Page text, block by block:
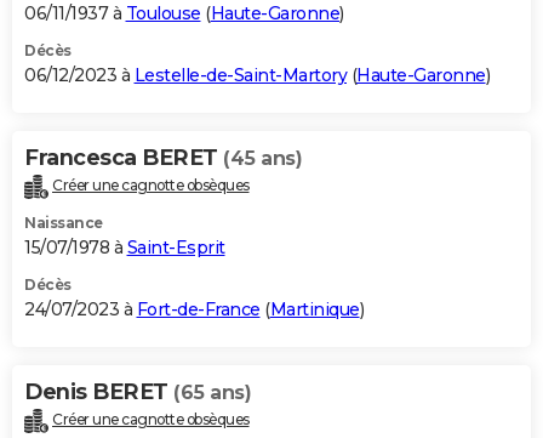
06/11/1937 à Toulouse (Haute-Garonne)
Décès
06/12/2023 à Lestelle-de-Saint-Martory(Haute-Garonne)
Francesca BERET (45 ans)
Créer une cagnotte obsèques
Naissance
15/07/1978 à Saint-Esprit
Décès
24/07/2023 à Fort-de-France (Martinique)
Denis BERET (65 ans)
Créer une cagnotte obsèques